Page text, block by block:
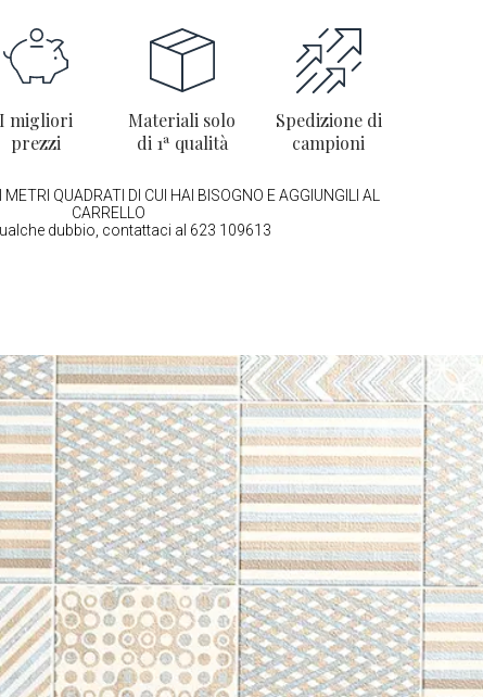
I migliori
prezzi
Materiali solo
di 1ª qualità
Spedizione di
campioni
METRI QUADRATI DI CUI HAI BISOGNO E AGGIUNGILI AL
CARRELLO
dubbio, contattaci al 623 109613